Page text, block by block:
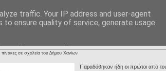
Powered by ΚΕΠΛΗΝΕΤ Υπηρεσίες ΠΣΔ Επικοινωνία
πίνακες σε σχολεία του Δήμου Χανίων
Παραδόθηκαν ήδη οι πρώτοι από
traffic. Your IP address and user-agent
ensure quality of service, generate usage